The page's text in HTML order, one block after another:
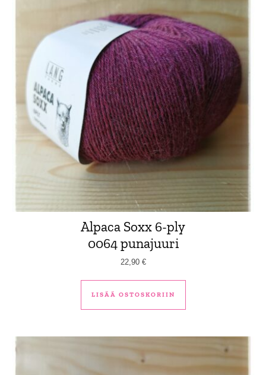
Alpaca Soxx 6-ply
0064 punajuuri
22,90 €
LISÄÄ OSTOSKORIIN